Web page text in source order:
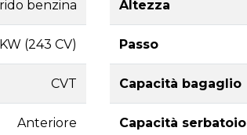
benzina
(243 CV)
CVT
Anteriore
Altezza
Passo
Capacità bagaglio
Capacità serbatoio